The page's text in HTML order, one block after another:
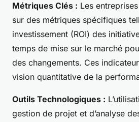
Métriques Clés : Les
sur des métriques spécifiques
investissement (ROI) des
temps de mise sur le marché
des changements. Ces
vision quantitative de la
Outils Technologiques :
gestion de projet et d’analyse